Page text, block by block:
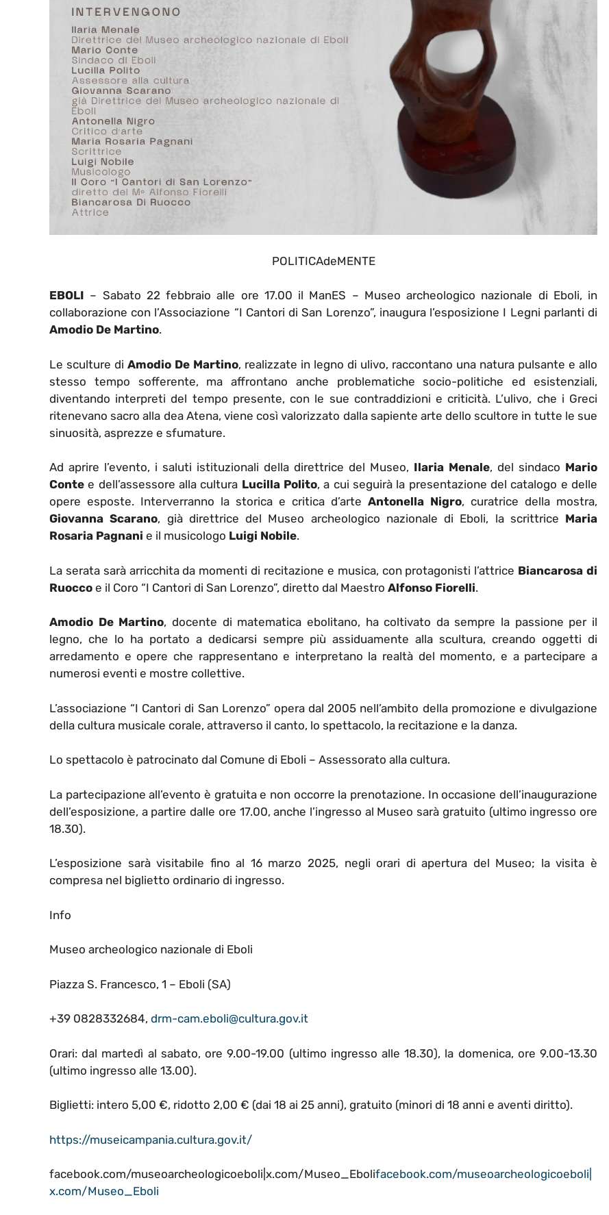
POLITICAdeMENTE
EBOLI – Sabato 22 febbraio alle ore 17.00 il ManES – Museo archeologico nazionale di Eboli, in
collaborazione con l’Associazione “I Cantori di San Lorenzo”, inaugura l’esposizione I Legni parlanti di
Amodio De Martino.
Le sculture di Amodio De Martino, realizzate in legno di ulivo, raccontano una natura pulsante e allo
stesso tempo sofferente, ma affrontano anche problematiche socio-politiche ed esistenziali,
diventando interpreti del tempo presente, con le sue contraddizioni e criticità. L’ulivo, che i Greci
ritenevano sacro alla dea Atena, viene così valorizzato dalla sapiente arte dello scultore in tutte le sue
sinuosità, asprezze e sfumature.
Ad aprire l’evento, i saluti istituzionali della direttrice del Museo, Ilaria Menale, del sindaco Mario
Conte e dell’assessore alla cultura Lucilla Polito, a cui seguirà la presentazione del catalogo e delle
opere esposte. Interverranno la storica e critica d’arte Antonella Nigro, curatrice della mostra,
Giovanna Scarano, già direttrice del Museo archeologico nazionale di Eboli, la scrittrice Maria
Rosaria Pagnani e il musicologo Luigi Nobile.
La serata sarà arricchita da momenti di recitazione e musica, con protagonisti l’attrice Biancarosa di
Ruocco e il Coro “I Cantori di San Lorenzo”, diretto dal Maestro Alfonso Fiorelli.
Amodio De Martino, docente di matematica ebolitano, ha coltivato da sempre la passione per il
legno, che lo ha portato a dedicarsi sempre più assiduamente alla scultura, creando oggetti di
arredamento e opere che rappresentano e interpretano la realtà del momento, e a partecipare a
numerosi eventi e mostre collettive.
L’associazione “I Cantori di San Lorenzo” opera dal 2005 nell’ambito della promozione e divulgazione
della cultura musicale corale, attraverso il canto, lo spettacolo, la recitazione e la danza.
Lo spettacolo è patrocinato dal Comune di Eboli – Assessorato alla cultura.
La partecipazione all’evento è gratuita e non occorre la prenotazione. In occasione dell’inaugurazione
dell’esposizione, a partire dalle ore 17.00, anche l’ingresso al Museo sarà gratuito (ultimo ingresso ore
18.30).
L’esposizione sarà visitabile fino al 16 marzo 2025, negli orari di apertura del Museo; la visita è
compresa nel biglietto ordinario di ingresso.
Info
Museo archeologico nazionale di Eboli
Piazza S. Francesco, 1 – Eboli (SA)
+39 0828332684, drm-cam.eboli@cultura.gov.it
Orari: dal martedì al sabato, ore 9.00-19.00 (ultimo ingresso alle 18.30), la domenica, ore 9.00-13.30
(ultimo ingresso alle 13.00).
Biglietti: intero 5,00 €, ridotto 2,00 € (dai 18 ai 25 anni), gratuito (minori di 18 anni e aventi diritto).
https://museicampania.cultura.gov.it/
facebook.com/museoarcheologicoeboli|x.com/Museo_Ebolifacebook.com/museoarcheologicoeboli|
x.com/Museo_Eboli